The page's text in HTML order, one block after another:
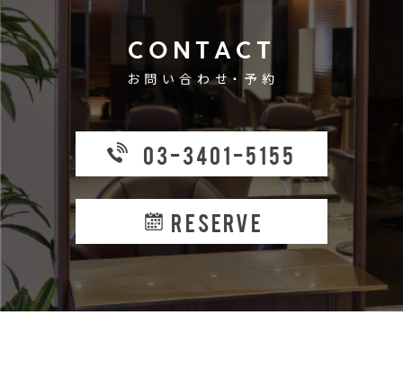
CONTACT
お問い合わせ・予約
03-3401-5155
RESERVE